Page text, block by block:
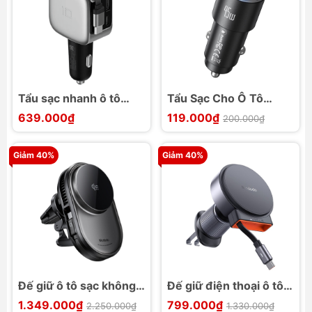
Tẩu sạc nhanh ô tô
Cuktech CC903P
100W 3 cổng Cáp rút
70cm
639.000₫
Tẩu Sạc Cho Ô Tô
MCDODO CC-534
119.000₫ 200.000₫
Giảm 40%
Đế giữ ô tô sạc không
dây MCDODO CH-840
1.349.000₫ 2.250.000₫
Giảm 40%
Đế giữ điện thoại ô tô
sạc không dây
799.000₫ 1.330.000₫